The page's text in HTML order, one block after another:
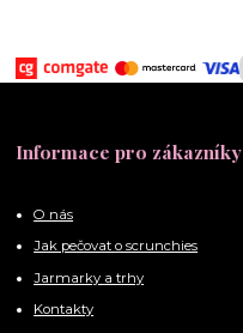
Informace pro zákazníky
O nás
Jak pečovat o scrunchies
Jarmarky a trhy
Kontakty